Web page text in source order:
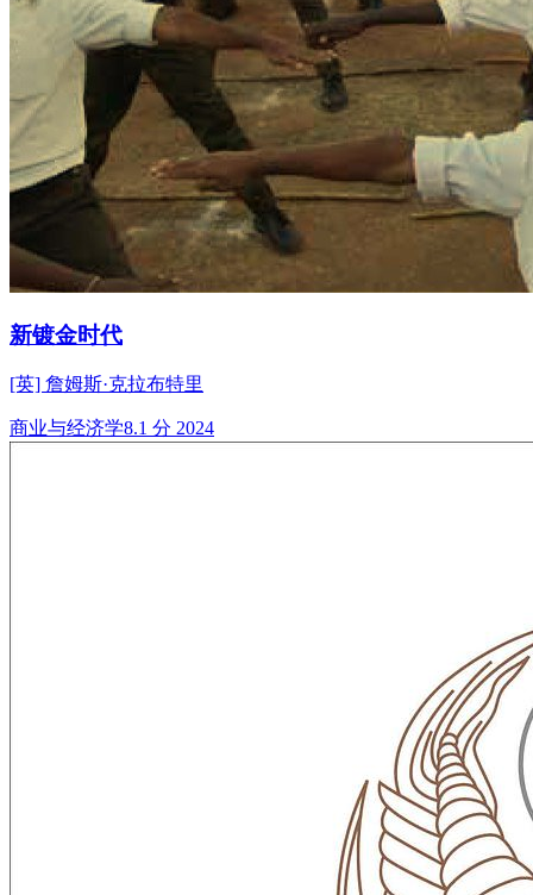
新镀金时代
[英] 詹姆斯·克拉布特里
商业与经济学8.1 分 2024